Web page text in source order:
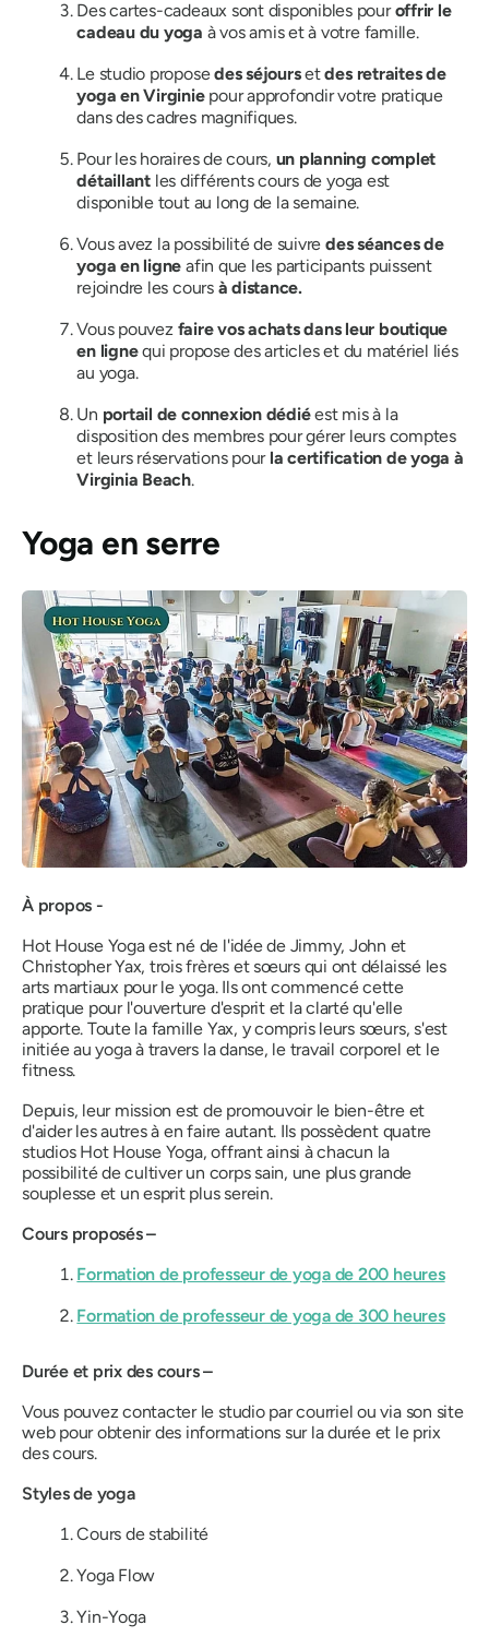
Des cartes-cadeaux sont disponibles pouroffrir le
cadeau du yoga à vos amis et à votre famille.
Le studio proposedes séjoursetdes retraites de
yoga en Virginiepour approfondir votre pratique
dans des cadres magnifiques.
Pour les horaires de cours, un planning complet
détaillantles différents cours de yoga est
disponible tout au long de la semaine.
Vous avez la possibilité de suivre des séances de
yoga en ligne afin que les participants puissent
rejoindre les cours à distance.
Vous pouvez faire vos achats dans leur boutique
en lignequi propose des articles et du matériel liés
au yoga.
Un portail de connexion dédiéest mis à la
disposition des membres pour gérer leurs comptes
et leurs réservations pour la certification de yoga à
Virginia Beach.
Yoga en serre
À propos -
Hot House Yoga est né de l'idée de Jimmy, John et
Christopher Yax, trois frères et sœurs qui ont délaissé les
arts martiaux pour le yoga. Ils ont commencé cette
pratique pour l'ouverture d'esprit et la clarté qu'elle
apporte. Toute la famille Yax, y compris leurs sœurs, s'est
initiée au yoga à travers la danse, le travail corporel et le
fitness.
Depuis, leur mission est de promouvoir le bien-être et
d'aider les autres à en faire autant. Ils possèdent quatre
studios Hot House Yoga, offrant ainsi à chacun la
possibilité de cultiver un corps sain, une plus grande
souplesse et un esprit plus serein.
Cours proposés –
Formation de professeur de yoga de 200 heures
Formation de professeur de yoga de 300 heures
Durée et prix des cours –
Vous pouvez contacter le studio par courriel ou via son site
web pour obtenir des informations sur la durée et le prix
des cours.
Styles de yoga
Cours de stabilité
Yoga Flow
Yin-Yoga